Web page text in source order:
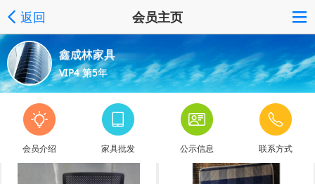
返回 会员主页
鑫成林家具
VIP4 第5年
会员介绍 家具批发 公示信息 联系方式